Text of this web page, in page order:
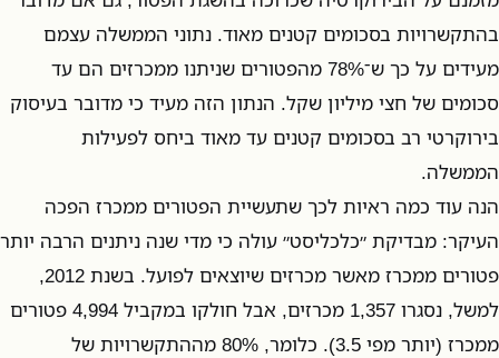
בהתקשרויות בסכומים קטנים מאוד. נתוני הממשלה עצמם
מעידים על כך ש־78% מהפטורים שניתנו ממכרזים הם עד
סכומים של חצי מיליון שקל. הנתון הזה מעיד כי מדובר בעיסוק
בירוקרטי רב בסכומים קטנים עד מאוד ביחס לפעילות
הממשלה.
הנה עוד כמה ראיות לכך שתעשיית הפטורים ממכרז הפכה
העיקר: מבדיקת ״כלכליסט״ עולה כי מדי שנה ניתנים הרבה יותר
פטורים ממכרז מאשר מכרזים שיוצאים לפועל. בשנת 2012,
למשל, נסגרו 1,357 מכרזים, אבל חולקו במקביל 4,994 פטורים
ממכרז (יותר מפי 3.5). כלומר, 80% מההתקשרויות של